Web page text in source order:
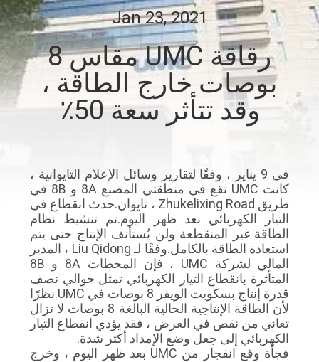
جولة
في
المعمل
مراقبة
اتصل
أخبار
اطلب
اقتباس
Jan 23, 2021
رقاقة UMC مقاس 8
بوصات خارج الطاقة ،
وقد تتأثر سعة 50٪
في 9 يناير ، وفقًا لتقارير وسائل الإعلام التايوانية ،
كانت UMC تقع في منطقتي المصنع 8A و 8B في
طريق Zhukelixing Road ، تايوان.حدث انقطاع في
التيار الكهربائي بعد ظهر اليوم.تم تنشيط نظام
الطاقة غير المنقطعة ولن يُستأنف الإنتاج حتى يتم
استعادة الطاقة بالكامل.وفقًا لـ Liu Qidong ، المدير
المالي لشركة UMC ، فإن المحطات 8A و 8B
المتأثرة بانقطاع التيار الكهربائي تمثل حوالي نصف
قدرة إنتاج بسكويت الويفر 8 بوصات في UMC.نظرًا
لأن الطاقة الإنتاجية الحالية البالغة 8 بوصات لا تزال
تعاني من نقص في العرض ، فقد يؤدي انقطاع التيار
الكهربائي إلى جعل وضع الإمداد أكثر شدة.
فجأة وقع انفجار من UMC بعد ظهر اليوم ، وخرج